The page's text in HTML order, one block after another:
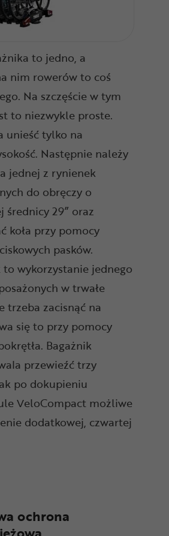
to jedno, a
nim rowerów to coś
Na szczęście w tym
to niezwykle proste.
unieść tylko na
Następnie należy
jednej z rynienek
do obręczy o
średnicy 29” oraz
koła przy pomocy
pasków.
wykorzystanie jednego
w trwałe
trzeba zacisnąć na
się to przy pomocy
Bagażnik
przewieźć trzy
po dokupieniu
VeloCompact możliwe
dodatkowej, czwartej
ochrona